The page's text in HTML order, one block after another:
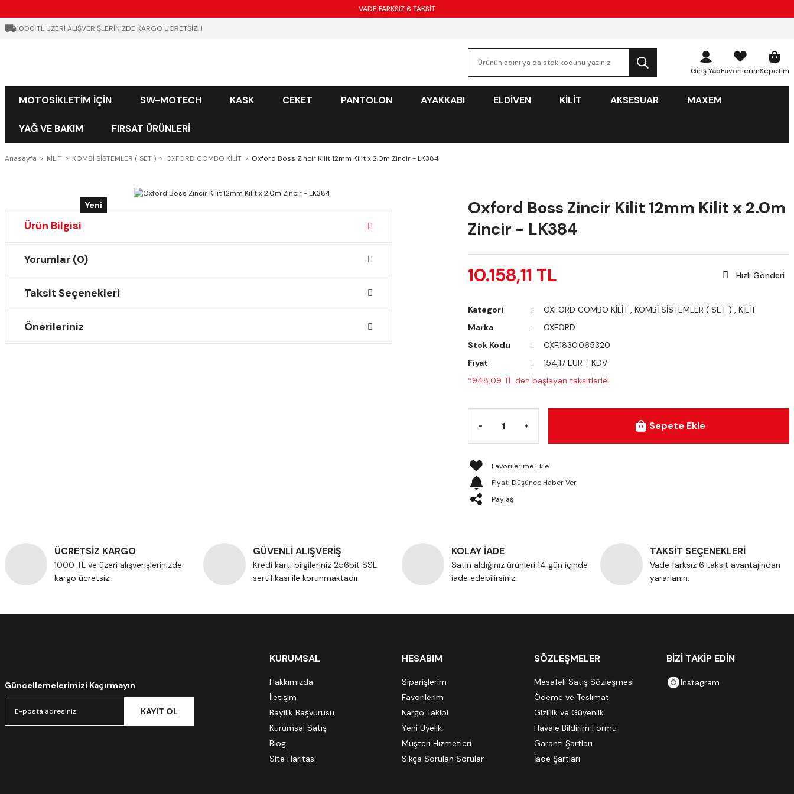
VADE FARKSIZ 6 TAKSİT
1000 TL ÜZERİ ALIŞVERİŞLERİNİZDE KARGO ÜCRETSİZ!!!
Giriş YapFavorilerimSepetim
MOTOSİKLETİM İÇİN SW-MOTECH KASK CEKET PANTOLON AYAKKABI ELDİVEN KİLİT AKSESUAR MAXEM
YAĞ VE BAKIM FIRSAT ÜRÜNLERİ
Anasayfa KİLİT KOMBİ SİSTEMLER ( SET ) OXFORD COMBO KİLİT Oxford Boss Zincir Kilit 12mm Kilit x 2.0m Zincir - LK384
Yeni
Ürün Bilgisi
Yorumlar (0)
Taksit Seçenekleri
Önerileriniz
Oxford Boss Zincir Kilit 12mm Kilit x 2.0m
Zincir - LK384
10.158,11 TL Hızlı Gönderi
Kategori OXFORD COMBO KİLİT , KOMBİ SİSTEMLER ( SET ) , KİLİT
Marka
OXFORD
Stok Kodu
OXF.1830.065320
Fiyat
154,17 EUR + KDV
*948,09 TL den başlayan taksitlerle!
Sepete Ekle
Fiyatı Düşünce Haber Ver
Paylaş
ÜCRETSİZ KARGO
1000 TL ve üzeri alışverişlerinizde
kargo ücretsiz.
GÜVENLİ ALIŞVERİŞ
Kredi kartı bilgileriniz 256bit SSL
sertifikası ile korunmaktadır.
KOLAY İADE
Satın aldığınız ürünleri 14 gün içinde
iade edebilirsiniz.
TAKSİT SEÇENEKLERİ
Vade farksız 6 taksit avantajından
yararlanın.
Güncellemelerimizi Kaçırmayın
KAYIT OL
KURUMSAL
Hakkımızda
İletişim
Bayilik Başvurusu
Kurumsal Satış
Blog
Site Haritası
HESABIM
Siparişlerim
Favorilerim
Kargo Takibi
Yeni Üyelik
Müşteri Hizmetleri
Sıkça Sorulan Sorular
SÖZLEŞMELER
Mesafeli Satış Sözleşmesi
Ödeme ve Teslimat
Gizlilik ve Güvenlik
Havale Bildirim Formu
Garanti Şartları
İade Şartları
BİZİ TAKİP EDİN
Instagram